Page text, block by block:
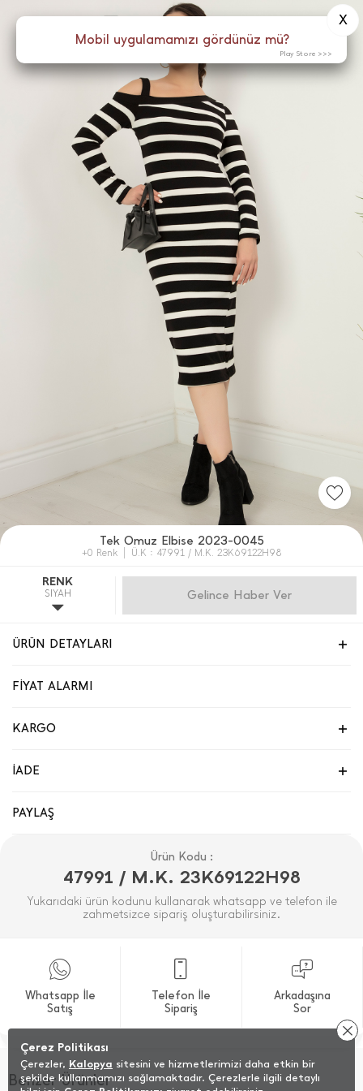
Menü
Tek Omuz Elbise 2023-0045
+0 Renk Ü.K : 47991 / M.K. 23K69122H98
RENK
SIYAH Gelince Haber Ver
ÜRÜN DETAYLARI
FİYAT ALARMI
KARGO
İADE
PAYLAŞ
Ürün Kodu :
47991 / M.K. 23K69122H98
Yukarıdaki ürün kodunu kullanarak whatsapp ve telefon ile
zahmetsizce sipariş oluşturabilirsiniz.
Whatsapp İle
Satış
Telefon İle
Sipariş
Arkadaşına
Sor
Benzer Ürünler
Çerez Politikası
Çerezler, Kalopya sitesini ve hizmetlerimizi daha etkin bir
şekilde kullanmamızı sağlamaktadır. Çerezlerle ilgili detaylı
Mobil uygulamamızı gördünüz mü?
X
Play Store >>>